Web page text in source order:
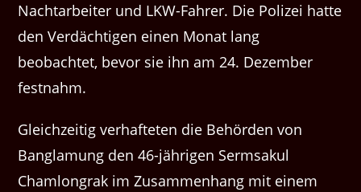
Nachtarbeiter und LKW-Fahrer. Die Polizei hatte
den Verdächtigen einen Monat lang
beobachtet, bevor sie ihn am 24. Dezember
festnahm.
Gleichzeitig verhafteten die Behörden von
Banglamung den 46-jährigen Sermsakul
Chamlongrak im Zusammenhang mit einem